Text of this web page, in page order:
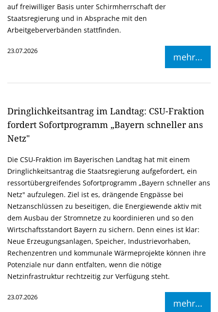
auf freiwilliger Basis unter Schirmherrschaft der
Staatsregierung und in Absprache mit den
Arbeitgeberverbänden stattfinden.
23.07.2026
mehr...
Dringlichkeitsantrag im Landtag: CSU-Fraktion
fordert Sofortprogramm „Bayern schneller ans
Netz"
Die CSU-Fraktion im Bayerischen Landtag hat mit einem
Dringlichkeitsantrag die Staatsregierung aufgefordert, ein
ressortübergreifendes Sofortprogramm „Bayern schneller ans
Netz" aufzulegen. Ziel ist es, drängende Engpässe bei
Netzanschlüssen zu beseitigen, die Energiewende aktiv mit
dem Ausbau der Stromnetze zu koordinieren und so den
Wirtschaftsstandort Bayern zu sichern. Denn eines ist klar:
Neue Erzeugungsanlagen, Speicher, Industrievorhaben,
Rechenzentren und kommunale Wärmeprojekte können ihre
Potenziale nur dann entfalten, wenn die nötige
Netzinfrastruktur rechtzeitig zur Verfügung steht.
23.07.2026
mehr...